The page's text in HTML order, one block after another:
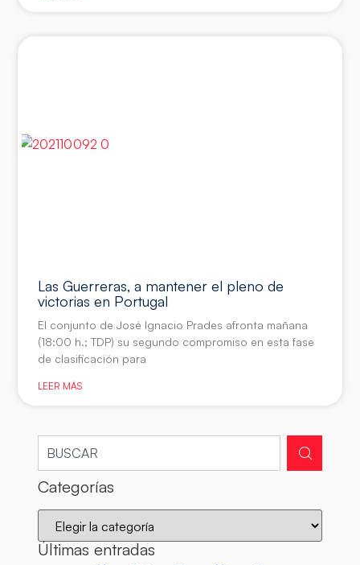
Las Guerreras, a mantener el pleno de
victorias en Portugal
El conjunto de José Ignacio Prades afronta mañana
(18:00 h.; TDP) su segundo compromiso en esta fase
de clasificación para
LEER MÁS
Categorías
Últimas entradas